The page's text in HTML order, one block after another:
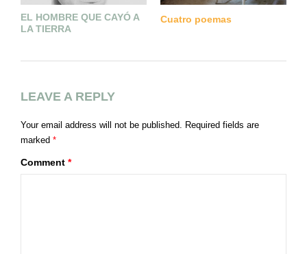
EL HOMBRE QUE CAYÓ A
LA TIERRA
Cuatro poemas
LEAVE A REPLY
Your email address will not be published. Required fields are
marked *
Comment *